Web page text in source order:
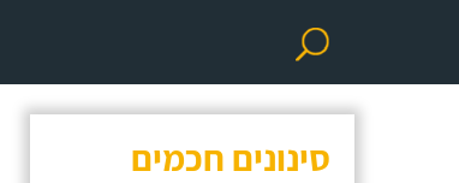
סינונים חכמים